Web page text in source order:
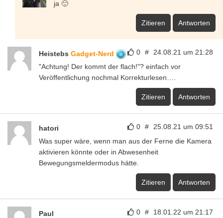
ja 🙂
Zitieren Antworten
0 # 24.08.21 um 21:28
Heistebs Gadget-Nerd
"Achtung! Der kommt der flach!"? einfach vor
Veröffentlichung nochmal Korrekturlesen….
Zitieren Antworten
0 # 25.08.21 um 09:51
hatori
Was super wäre, wenn man aus der Ferne die Kamera
aktivieren könnte oder in Abwesenheit
Bewegungsmeldermodus hätte.
Zitieren Antworten
0 # 18.01.22 um 21:17
Paul